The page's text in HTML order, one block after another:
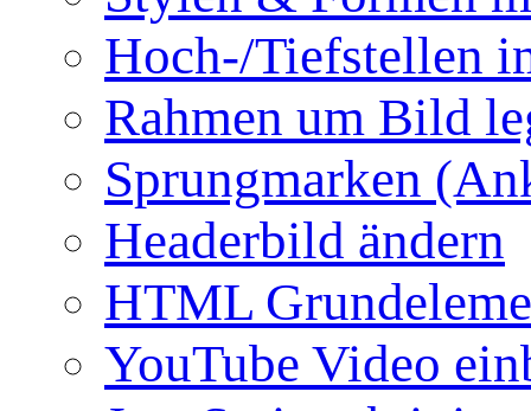
Hoch-/Tiefstellen
Rahmen um Bild
Sprungmarken
Headerbild ändern
HTML
YouTube Video